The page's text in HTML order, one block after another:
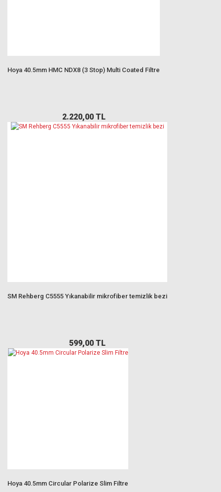
Hoya 40.5mm HMC NDX8 (3 Stop) Multi Coated Filtre
2.220,00 TL
SM Rehberg C5555 Yıkanabilir mikrofiber temizlik bezi
599,00 TL
Hoya 40.5mm Circular Polarize Slim Filtre